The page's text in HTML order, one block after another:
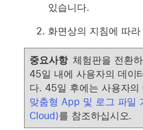
있습니다.
화면상의 지침에 따
중요사항 체험판을 전환
45일 내에 사용자의 데이
다. 45일 후에는 사용자의
맞춤형 App 및 로그 파일
Cloud)를 참조하십시오.